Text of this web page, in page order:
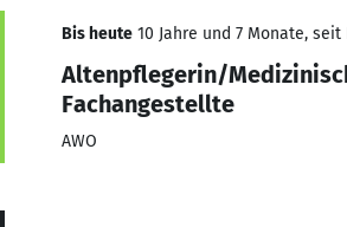
Bis heute 10 Jahre und 7 Monate, seit
Altenpflegerin/
Fachangestellte
AWO